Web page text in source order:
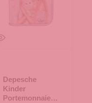
Depesche
Kinder
Portemonnaie